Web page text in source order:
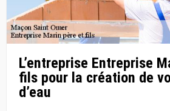
L’entreprise Entreprise
fils pour la création de
d’eau